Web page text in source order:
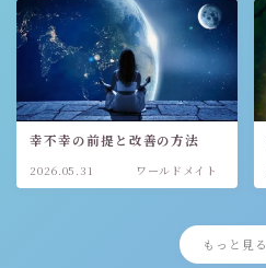
幸不幸の前提と改善の方法
2026.05.31 ワールドメイト
もっと見る